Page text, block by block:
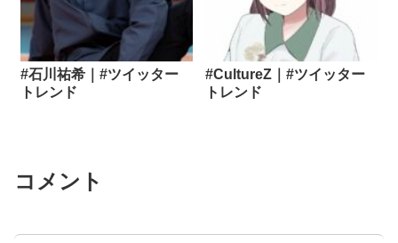
#石川祐希｜#ツイッター
トレンド
#CultureZ｜#ツイッター
トレンド
コメント